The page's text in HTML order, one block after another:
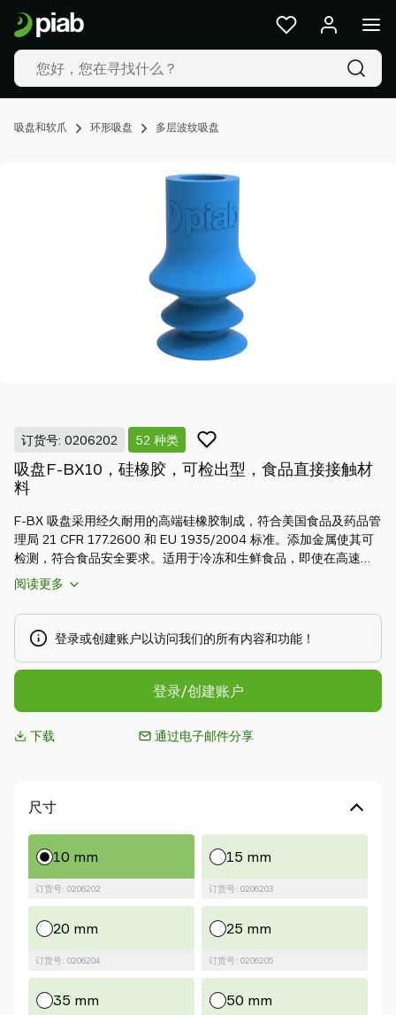
吸盘和软爪 环形吸盘 多层波纹吸盘
订货号: 0206202 52 种类
吸盘F-BX10，硅橡胶，可检出型，食品直接接触材
料
F-BX 吸盘采用经久耐用的高端硅橡胶制成，符合美国食品及药品管
理局 21 CFR 177.2600 和 EU 1935/2004 标准。添加金属使其可
检测，符合食品安全要求。适用于冷冻和生鲜食品，即使在高速运
转下也能牢牢吸附不规则抓取表面。卫生易清洁的设计可防止灰尘
积聚。可选配食品级、可检测或不锈钢接头，并在低真空环境下运
行，降低产品损坏风险。
阅读更多
登录或创建账户以访问我们的所有内容和功能！
登录/创建账户
下载 通过电子邮件分享
尺寸
10 mm
订货号: 0206202
15 mm
订货号: 0206203
20 mm
订货号: 0206204
25 mm
订货号: 0206205
35 mm 50 mm
产
品
及
解
决
案
Group
联
系
我
们
支
持
找
合
作
Old
shop